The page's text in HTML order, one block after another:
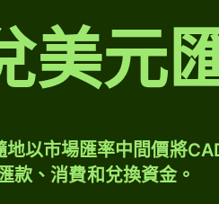
美元
以市場匯率中間價將
款、消費和兌換資金。